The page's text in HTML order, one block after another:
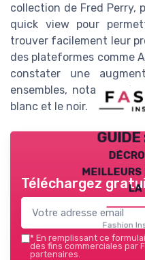
collection de Fred Perry,
quick view pour
trouver facilement leur
des plateformes comme
constater une
ensembles, notamment
blanc et le noir.
GUIDE
meilleurs
la
Fashion
Téléchargez
* En remplissant ce
des fins commerciales par
partenaires.